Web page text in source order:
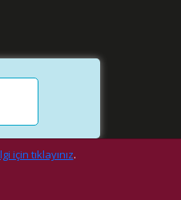
için tıklayınız.